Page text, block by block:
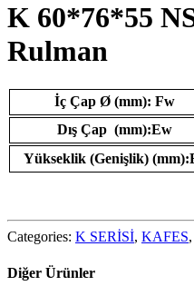
K 60*76*55
Rulman
İç Çap Ø (mm): Fw
Dış Çap (mm):Ew
Yükseklik (Genişlik)
Categories: K SERİSİ, KAFES,
Diğer Ürünler